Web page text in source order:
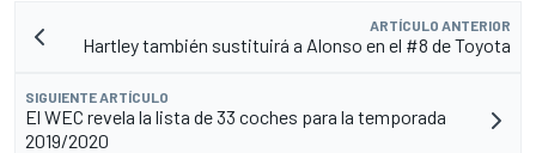
ARTÍCULO ANTERIOR
Hartley también sustituirá a Alonso en el #8 de Toyota
SIGUIENTE ARTÍCULO
El WEC revela la lista de 33 coches para la temporada
2019/2020